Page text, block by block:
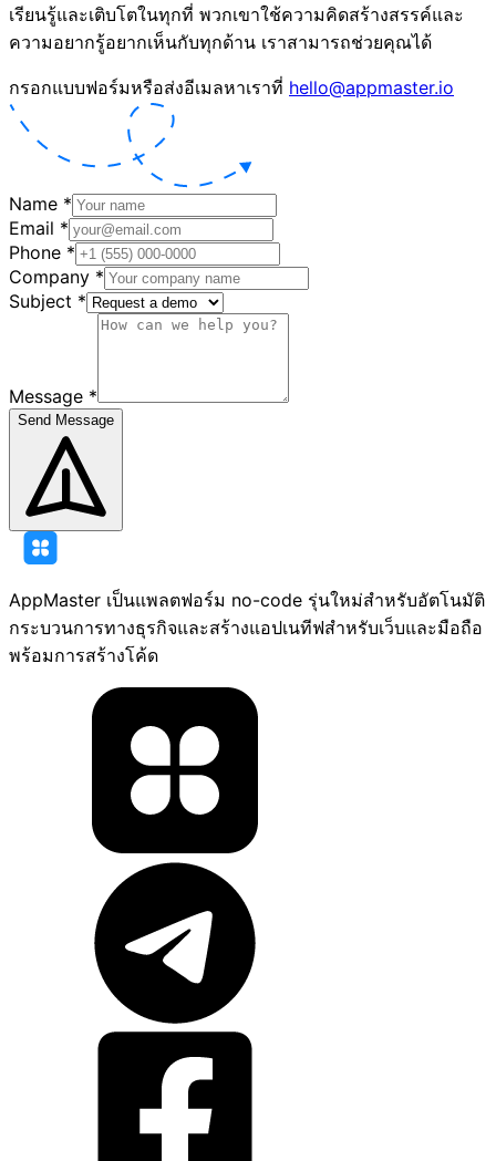
เรียนรู้และเติบโตในทุกที่ พวกเขาใช้ความคิดสร้างสรรค์และ
ความอยากรู้อยากเห็นกับทุกด้าน เราสามารถช่วยคุณได้
กรอกแบบฟอร์มหรือส่งอีเมลหาเราที่ hello@appmaster.io
Name *
Email *
Phone *
Company *
Subject *
Message *
Send Message
AppMaster เป็นแพลตฟอร์ม no-code รุ่นใหม่สำหรับอัตโนมัติ
กระบวนการทางธุรกิจและสร้างแอปเนทีฟสำหรับเว็บและมือถือ
พร้อมการสร้างโค้ด